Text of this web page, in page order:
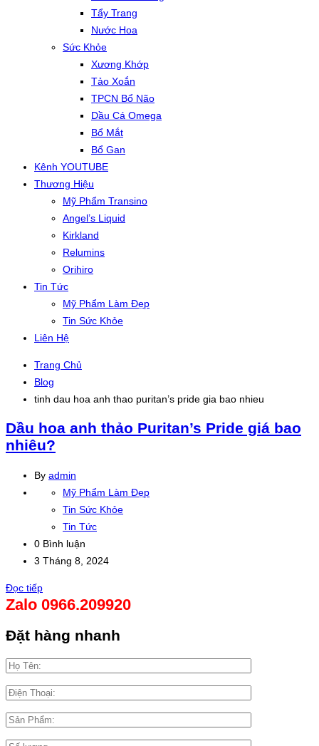
Tẩy Trang
Nước Hoa
Sức Khỏe
Xương Khớp
Tảo Xoắn
TPCN Bổ Não
Dầu Cá Omega
Bổ Mắt
Bổ Gan
Kênh YOUTUBE
Thương Hiệu
Mỹ Phẩm Transino
Angel’s Liquid
Kirkland
Relumins
Orihiro
Tin Tức
Mỹ Phẩm Làm Đẹp
Tin Sức Khỏe
Liên Hệ
Trang Chủ
Blog
tinh dau hoa anh thao puritan’s pride gia bao nhieu
Dầu hoa anh thảo Puritan’s Pride giá bao
nhiêu?
By admin
Mỹ Phẩm Làm Đẹp
Tin Sức Khỏe
Tin Tức
0 Bình luận
3 Tháng 8, 2024
Đọc tiếp
Zalo 0966.209920
Đặt hàng nhanh